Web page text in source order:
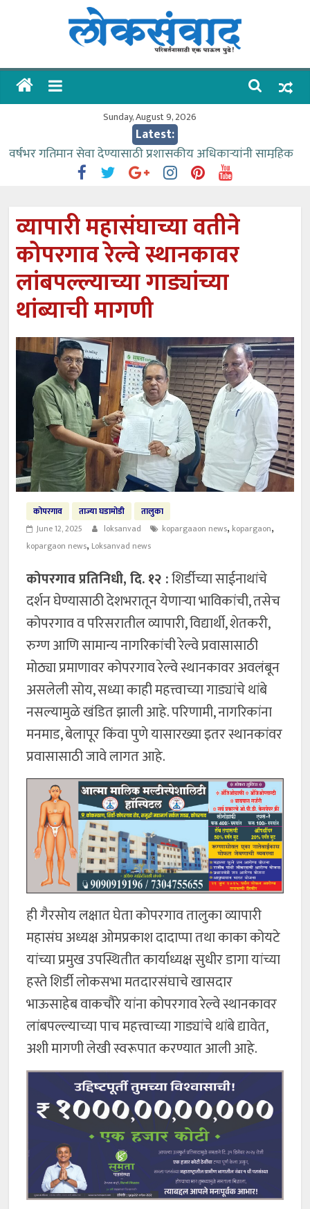
लोकसंवाद
ताज्या
Sunday, August 9, 2026
Latest:
वर्षभर गतिमान सेवा देण्यासाठी प्रशासकीय अधिकाऱ्यांनी सामुहिक
प्रयत्न करावे – आमदार काळे
आत्मामालिक गुरूकूलाचे २२८ विद्यार्थी शिष्यवृत्तीस पात्र
ईच्छा आणि मेहनतीच्या बळावर यश मिळवता येते – शिवप्रसाद
पंडोरे
आमदार आशुतोष काळे यांचा वाढदिवस विविध सामाजिक
उपक्रमांनी साजरा
व्यापारी महासंघाच्या वतीने
कोपरगाव रेल्वे स्थानकावर
लांबपल्ल्याच्या गाड्यांच्या
थांब्याची मागणी
कोपरगाव ताज्या घडामोडी
तालुका
June 12, 2025
loksanvad kopargaaon news, kopargaon,
kopargaon news, Loksanvad news
कोपरगाव प्रतिनिधी, दि. १२ :शिर्डीच्या साईनाथांचे
दर्शन घेण्यासाठी देशभरातून येणाऱ्या भाविकांची, तसेच
कोपरगाव व परिसरातील व्यापारी, विद्यार्थी, शेतकरी,
रुग्ण आणि सामान्य नागरिकांची रेल्वे प्रवासासाठी
मोठ्या प्रमाणावर कोपरगाव रेल्वे स्थानकावर अवलंबून
असलेली सोय, सध्या काही महत्त्वाच्या गाड्यांचे थांबे
नसल्यामुळे खंडित झाली आहे. परिणामी, नागरिकांना
मनमाड, बेलापूर किंवा पुणे यासारख्या इतर स्थानकांवर
प्रवासासाठी जावे लागत आहे.
ही गैरसोय लक्षात घेता कोपरगाव तालुका व्यापारी
महासंघ अध्यक्ष ओमप्रकाश दादाप्पा तथा काका कोयटे
यांच्या प्रमुख उपस्थितीत कार्याध्यक्ष सुधीर डागा यांच्या
हस्ते शिर्डी लोकसभा मतदारसंघाचे खासदार
भाऊसाहेब वाकचौरे यांना कोपरगाव रेल्वे स्थानकावर
लांबपल्ल्याच्या पाच महत्त्वाच्या गाड्यांचे थांबे द्यावेत,
अशी मागणी लेखी स्वरूपात करण्यात आली आहे.